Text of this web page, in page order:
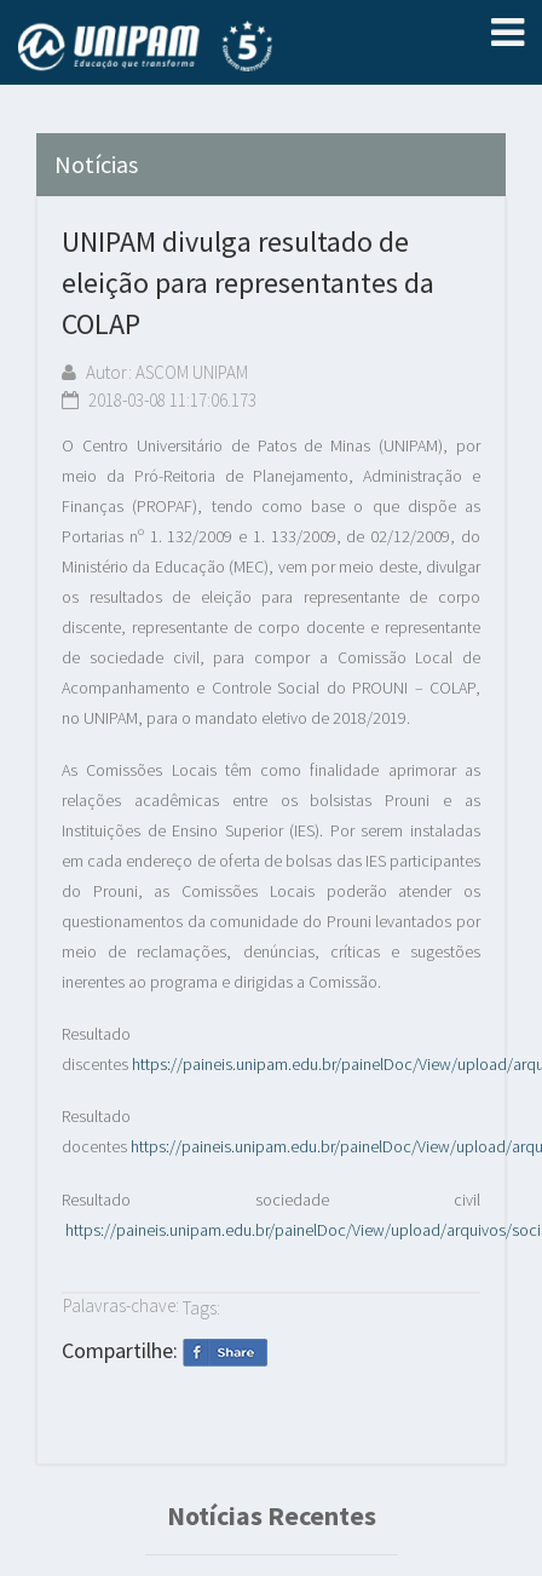
Notícias
UNIPAM divulga resultado de
eleição para representantes da
COLAP
Autor: ASCOM UNIPAM
2018-03-08 11:17:06.173
O Centro Universitário de Patos de Minas (UNIPAM), por
meio da Pró-Reitoria de Planejamento, Administração e
Finanças (PROPAF), tendo como base o que dispõe as
Portarias nº 1. 132/2009 e 1. 133/2009, de 02/12/2009, do
Ministério da Educação (MEC), vem por meio deste, divulgar
os resultados de eleição para representante de corpo
discente, representante de corpo docente e representante
de sociedade civil, para compor a Comissão Local de
Acompanhamento e Controle Social do PROUNI – COLAP,
no UNIPAM, para o mandato eletivo de 2018/2019.
As Comissões Locais têm como finalidade aprimorar as
relações acadêmicas entre os bolsistas Prouni e as
Instituições de Ensino Superior (IES). Por serem instaladas
em cada endereço de oferta de bolsas das IES participantes
do Prouni, as Comissões Locais poderão atender os
questionamentos da comunidade do Prouni levantados por
meio de reclamações, denúncias, críticas e sugestões
inerentes ao programa e dirigidas a Comissão.
Resultado
discentes https://paineis.unipam.edu.br/painelDoc/View/upload/
Resultado
docentes https://paineis.unipam.edu.br/painelDoc/View/upload/
Resultado sociedade civil
https://paineis.unipam.edu.br/painelDoc/View/upload/arquivos/
Palavras-chave: Tags:
Compartilhe:
Notícias Recentes